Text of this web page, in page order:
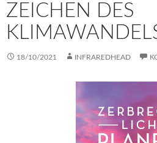
ZEICHEN DES
18/10/2021 INFRAREDHEAD